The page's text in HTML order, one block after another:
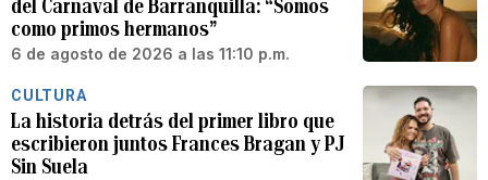
del Carnaval de Barranquilla: “Somos
como primos hermanos”
6 de agosto de 2026 a las 11:10 p.m.
CULTURA
La historia detrás del primer libro que
escribieron juntos Frances Bragan y PJ
Sin Suela